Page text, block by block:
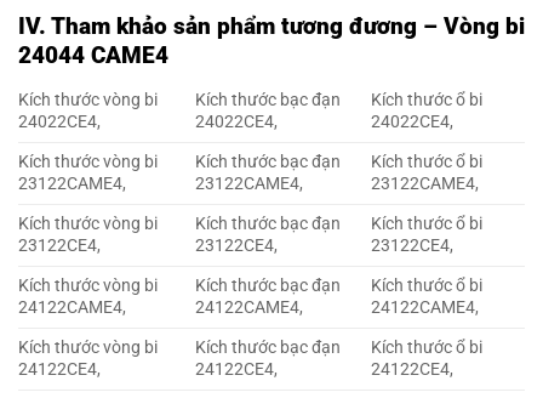
IV. Tham khảo sản phẩm tương đương – Vòng bi
24044 CAME4
Kích thước vòng bi
24022CE4,
Kích thước bạc đạn
24022CE4,
Kích thước ổ bi
24022CE4,
Kích thước vòng bi
23122CAME4,
Kích thước bạc đạn
23122CAME4,
Kích thước ổ bi
23122CAME4,
Kích thước vòng bi
23122CE4,
Kích thước bạc đạn
23122CE4,
Kích thước ổ bi
23122CE4,
Kích thước vòng bi
24122CAME4,
Kích thước bạc đạn
24122CAME4,
Kích thước ổ bi
24122CAME4,
Kích thước vòng bi
24122CE4,
Kích thước bạc đạn
24122CE4,
Kích thước ổ bi
24122CE4,